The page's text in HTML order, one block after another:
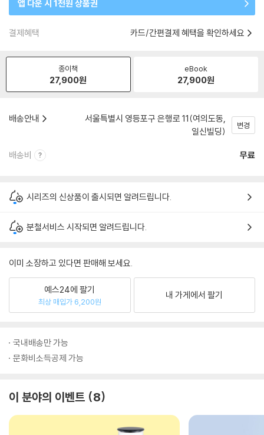
앱 다운 시 1천원 상품권
결제혜택 카드/간편결제 혜택을 확인하세요
종이책
27,900원
eBook
27,900원
배송안내
서울특별시 영등포구 은행로 11(여의도동,
일신빌딩)
변경
배송비 무료
시리즈의 신상품이 출시되면 알려드립니다.
분철서비스 시작되면 알려드립니다.
이미 소장하고 있다면 판매해 보세요.
예스24에 팔기
최상 매입가 6,200원
내 가게에서 팔기
국내배송만 가능
문화비소득공제 가능
이 분야의 이벤트 8